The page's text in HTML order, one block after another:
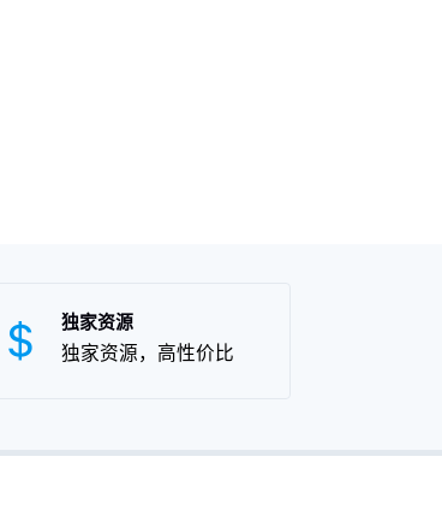
独家资源
独家资源，高性价比